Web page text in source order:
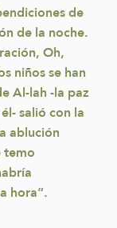
de
de la noche.
Oh,
niños se han
Al-lah -la paz
salió con la
ablución
temo
hora”.